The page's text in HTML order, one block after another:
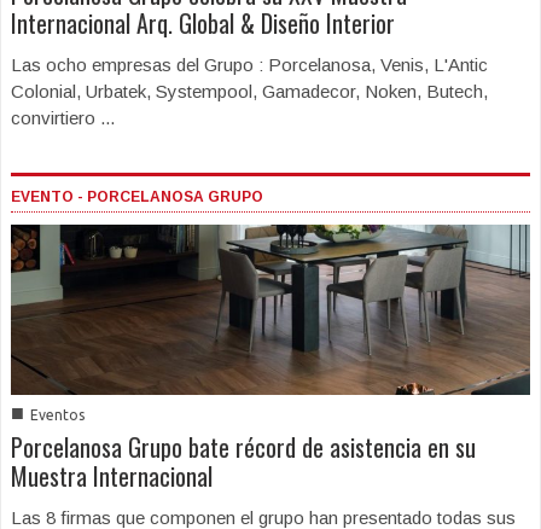
Internacional Arq. Global & Diseño Interior
Las ocho empresas del Grupo : Porcelanosa, Venis, L'Antic
Colonial, Urbatek, Systempool, Gamadecor, Noken, Butech,
convirtiero ...
EVENTO - PORCELANOSA GRUPO
■ Eventos
Porcelanosa Grupo bate récord de asistencia en su
Muestra Internacional
Las 8 firmas que componen el grupo han presentado todas sus